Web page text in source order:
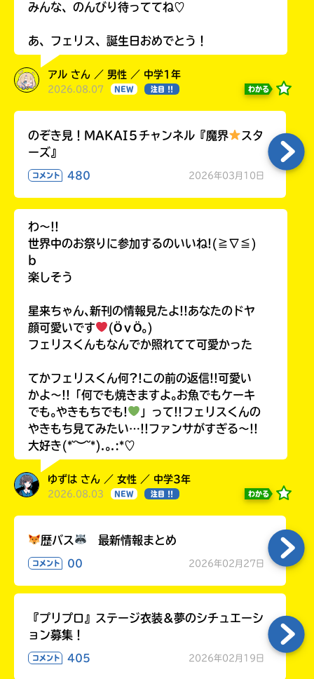
みんな、のんびり待っててね♡
あ、フェリス、誕生日おめでとう！
アル さん ／ 男性 ／ 中学1年
2026.08.07 NEW 注目 !! わかる
のぞき見！MAKAI５チャンネル『魔界
スタ
ーズ』
コメント 480 2026年03月10日
わ〜!!
世界中のお祭りに参加するのいいね!(≧∇≦)
b
楽しそう
星来ちゃん､新刊の情報見たよ!!あなたのドヤ
顔可愛いです
(ӦｖӦ｡)
フェリスくんもなんでか照れてて可愛かった
てかフェリスくん何?!この前の返信!!可愛い
かよ〜!!「何でも焼きますよ｡お魚でもケーキ
でも｡やきもちでも!
」って!!フェリスくんの
やきもち見てみたい…!!ファンサがすぎる〜!!
大好き(*˘︶˘*).｡.:*♡
ゆずは さん ／ 女性 ／ 中学3年
2026.08.03 NEW 注目 !! わかる
歴バス 最新情報まとめ
コメント 00 2026年02月27日
『プリプロ』ステージ衣装＆夢のシチュエーシ
ョン募集！
コメント 405 2026年02月19日